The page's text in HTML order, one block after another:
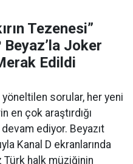
Tezenesi”
Beyaz’la Joker
Edildi
yöneltilen sorular, her yeni
en çok araştırdığı
ediyor. Beyazıt
Kanal D ekranlarında
Türk halk müziğinin